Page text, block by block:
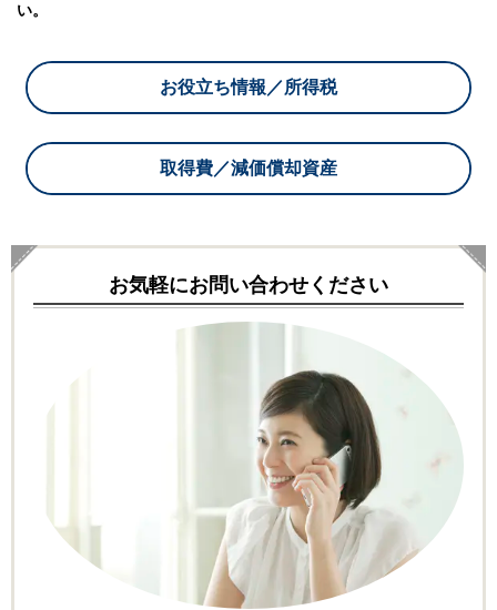
い。
お役立ち情報／所得税
取得費／減価償却資産
お気軽にお問い合わせください